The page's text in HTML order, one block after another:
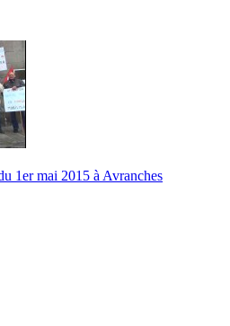
1er mai 2015 à Avranches